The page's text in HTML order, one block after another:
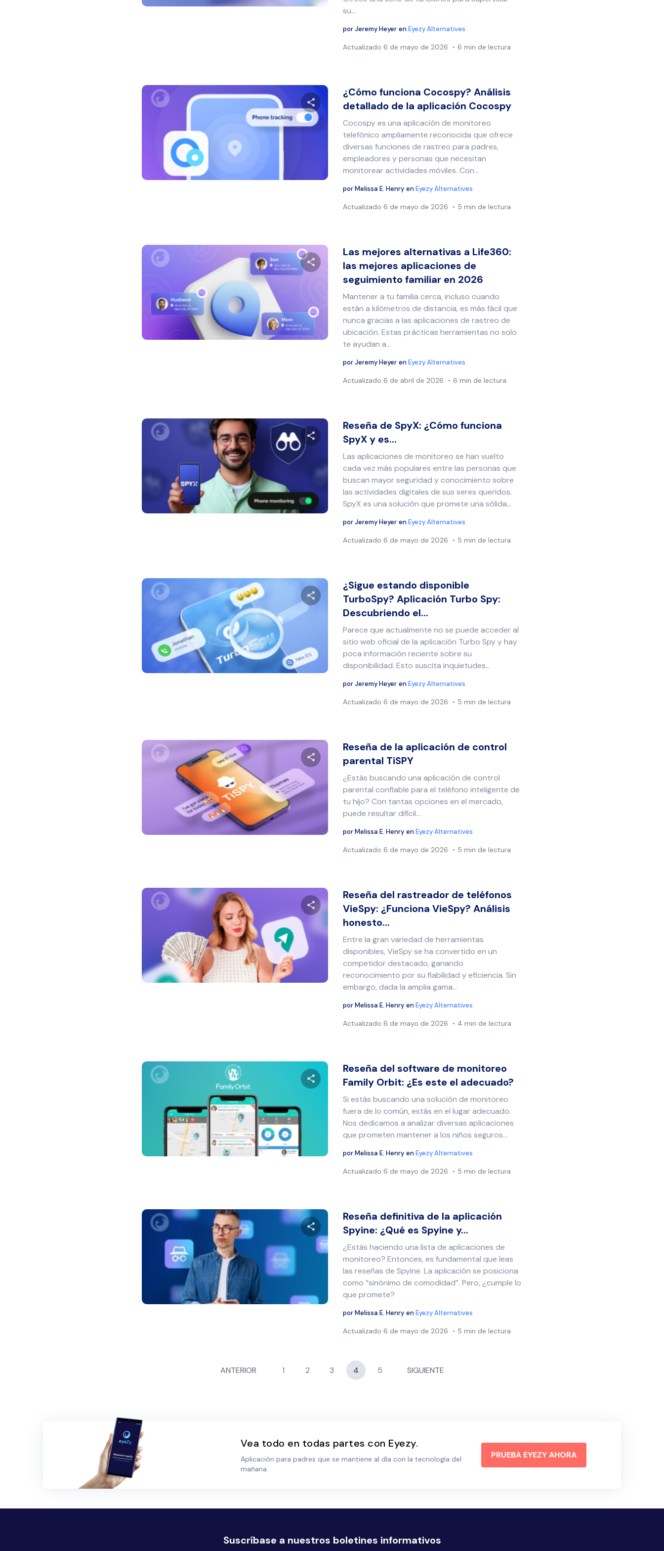
su...
porJeremy Heyer enEyezy Alternatives
Actualizado 6 de mayo de 2026 6 min de lectura
Comparte este artículo
Facebook Copiar enlace
¿Cómo funciona Cocospy? Análisis
detallado de la aplicación Cocospy
Cocospy es una aplicación de monitoreo
telefónico ampliamente reconocida que ofrece
diversas funciones de rastreo para padres,
empleadores y personas que necesitan
monitorear actividades móviles. Con...
porMelissa E. Henry enEyezy Alternatives
Actualizado 6 de mayo de 2026 5 min de lectura
Comparte este artículo
Twitter Facebook Copiar enlace
Las mejores alternativas a Life360:
las mejores aplicaciones de
seguimiento familiar en 2026
Mantener a tu familia cerca, incluso cuando
están a kilómetros de distancia, es más fácil que
nunca gracias a las aplicaciones de rastreo de
ubicación. Estas prácticas herramientas no solo
te ayudan a...
porJeremy Heyer enEyezy Alternatives
Actualizado 6 de abril de 2026 6 min de lectura
Comparte este artículo
Twitter Facebook Copiar enlace
Reseña de SpyX: ¿Cómo funciona
SpyX y es...
Las aplicaciones de monitoreo se han vuelto
cada vez más populares entre las personas que
buscan mayor seguridad y conocimiento sobre
las actividades digitales de sus seres queridos.
SpyX es una solución que promete una sólida...
porJeremy Heyer enEyezy Alternatives
Actualizado 6 de mayo de 2026 5 min de lectura
Twitter Facebook Copiar enlace
¿Sigue estando disponible
TurboSpy? Aplicación Turbo Spy:
Descubriendo el...
Parece que actualmente no se puede acceder al
sitio web oficial de la aplicación Turbo Spy y hay
poca información reciente sobre su
disponibilidad. Esto suscita inquietudes...
porJeremy Heyer enEyezy Alternatives
Actualizado 6 de mayo de 2026 5 min de lectura
Comparte este artículo
Reseña de la aplicación de control
parental TiSPY
¿Estás buscando una aplicación de control
parental confiable para el teléfono inteligente de
tu hijo? Con tantas opciones en el mercado,
puede resultar difícil...
porMelissa E. Henry enEyezy Alternatives
Actualizado 6 de mayo de 2026 5 min de lectura
Comparte este artículo
Facebook Copiar enlace
Reseña del rastreador de teléfonos
VieSpy: ¿Funciona VieSpy? Análisis
honesto...
Entre la gran variedad de herramientas
disponibles, VieSpy se ha convertido en un
competidor destacado, ganando
reconocimiento por su fiabilidad y eficiencia. Sin
embargo, dada la amplia gama...
porMelissa E. Henry enEyezy Alternatives
Actualizado 6 de mayo de 2026 4 min de lectura
Comparte este artículo
Reseña del software de monitoreo
Family Orbit: ¿Es este el adecuado?
Si estás buscando una solución de monitoreo
fuera de lo común, estás en el lugar adecuado.
Nos dedicamos a analizar diversas aplicaciones
que prometen mantener a los niños seguros...
porMelissa E. Henry enEyezy Alternatives
Actualizado 6 de mayo de 2026 5 min de lectura
Comparte este artículo
Twitter Facebook Copiar enlace
Reseña definitiva de la aplicación
Spyine: ¿Qué es Spyine y...
¿Estás haciendo una lista de aplicaciones de
monitoreo? Entonces, es fundamental que leas
las reseñas de Spyine. La aplicación se posiciona
como “sinónimo de comodidad”. Pero, ¿cumple lo
que promete?
porMelissa E. Henry enEyezy Alternatives
Actualizado 6 de mayo de 2026 5 min de lectura
ANTERIOR 1 2 3 4 5 SIGUIENTE
Vea todo en todas partes con Eyezy.
Aplicación para padres que se mantiene al día con la tecnología del
mañana.
PRUEBA EYEZY AHORA
Suscríbase a nuestros boletines informativos